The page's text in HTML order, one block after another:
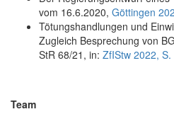
vom 16.6.2020, Göttingen
Tötungshandlungen und
Zugleich Besprechung von
StR 68/21, in: ZfIStw 2022,
Team